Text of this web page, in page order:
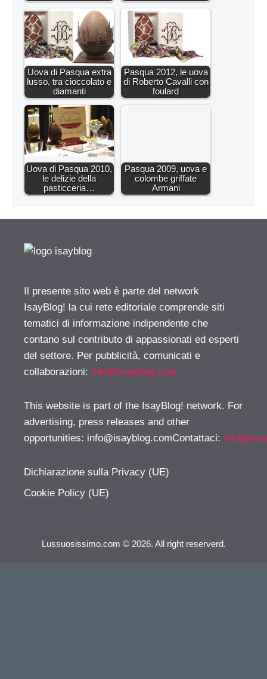
Uova di Pasqua extra
lusso, tra cioccolato e
diamanti
Pasqua 2012, le uova
di Roberto Cavalli con
foulard
Uova di Pasqua 2010,
le delizie della
pasticceria…
Pasqua 2009, uova e
colombe griffate
Armani
Il presente sito web è parte del network
IsayBlog! la cui rete editoriale comprende siti
tematici di informazione indipendente che
contano sul contributo di appassionati ed esperti
del settore. Per pubblicità, comunicati e
collaborazioni: info@isayblog.com
This website is part of the IsayBlog! network. For
advertising, press releases and other
opportunities: info@isayblog.comContattaci:
Dichiarazione sulla Privacy (UE)
Cookie Policy (UE)
Lussuosissimo.com © 2026. All right reserverd.